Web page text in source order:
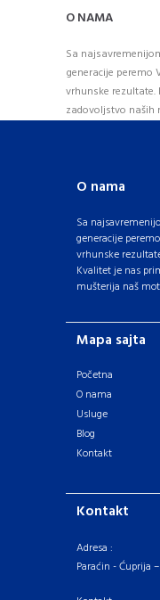
O NAMA
Sa
generacije peremo
vrhunske
zadovoljstvo naših
O nama
Sa
generacije
vrhunske
Kvalitet je nas
mušterija naš
Mapa sajta
Početna
O nama
Usluge
Blog
Kontakt
Kontakt
Adresa :
Paraćin - Ćuprija